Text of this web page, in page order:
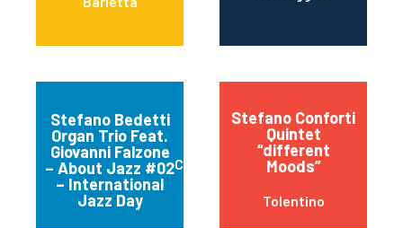
Stefano Bedetti
Organ Trio Feat.
Giovanni Falzone
– About Jazz #02
– International
Jazz Day
Chiavari
Stefano Conforti
Quintet
“different
Moods”
Tolentino